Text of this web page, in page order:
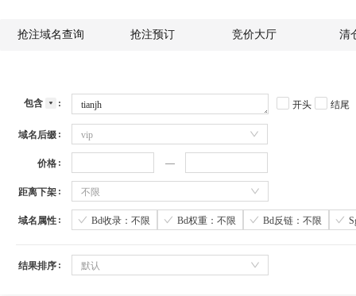
抢注域名查询 抢注预订 竞价大厅 清
包含 开头 结尾
域名后缀 vip
价格
距离下架 不限
域名属性 Bd收录：不限 Bd权重：不限 Bd反链：不限
结果排序 默认